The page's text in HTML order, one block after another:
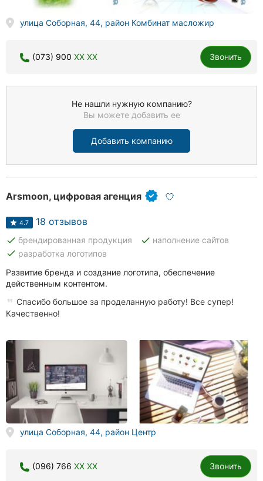
улица Соборная, 44, район Комбинат масложир
(073) 900 XX XX Звонить
Не нашли нужную компанию?
Вы можете добавить ее
Добавить компанию
Arsmoon, цифровая агенция
4.7 18 отзывов
done брендированная продукция done наполнение сайтов
done разработка логотипов
Развитие бренда и создание логотипа, обеспечение
действенным контентом.
Спасибо большое за проделанную работу! Все супер!
Качественно!
улица Соборная, 44, район Центр
(096) 766 XX XX Звонить